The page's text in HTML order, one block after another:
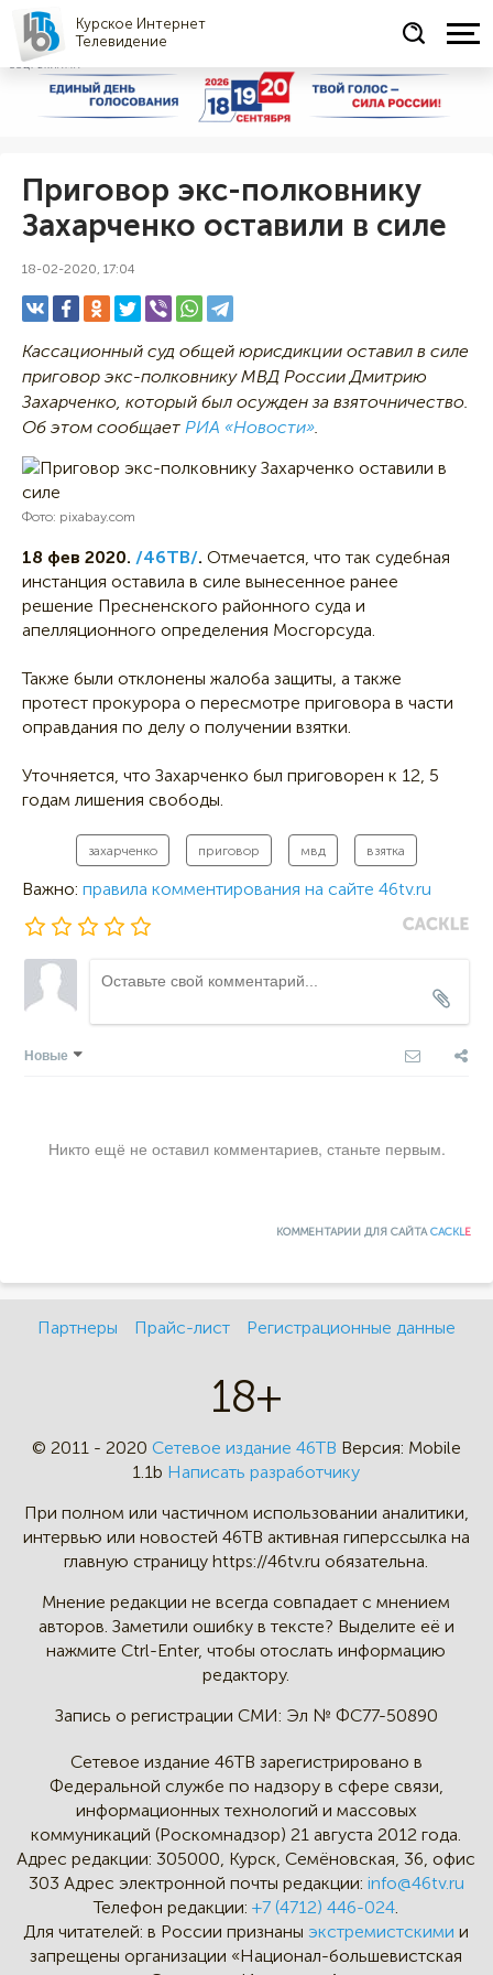
Курское Интернет
Телевидение
СОЦРЕКЛАМА
Приговор экс-полковнику
Захарченко оставили в силе
18-02-2020, 17:04
Кассационный суд общей юрисдикции оставил в силе
приговор экс-полковнику МВД России Дмитрию
Захарченко, который был осужден за взяточничество.
Об этом сообщает РИА «Новости»
Фото: pixabay.com
18 фев 2020. /46ТВ/. Отмечается, что так судебная
инстанция оставила в силе вынесенное ранее
решение Пресненского районного суда и
апелляционного определения Мосгорсуда.
Также были отклонены жалоба защиты, а также
протест прокурора о пересмотре приговора в части
оправдания по делу о получении взятки.
Уточняется, что Захарченко был приговорен к 12, 5
годам лишения свободы.
захарченко приговор мвд взятка
Важно: правила комментирования на сайте 46tv.ru
Новые
Никто ещё не оставил комментариев, станьте первым.
КОММЕНТАРИИ ДЛЯ САЙТАCACKLE
Партнеры Прайс-лист Регистрационные данные
18+
© 2011 - 2020 Сетевое издание 46ТВ Версия: Mobile
1.1b Написать разработчику
При полном или частичном использовании аналитики,
интервью или новостей 46TB активная гиперссылка на
главную страницу https://46tv.ru обязательна.
Мнение редакции не всегда совпадает с мнением
авторов. Заметили ошибку в тексте? Выделите её и
нажмите Ctrl-Enter, чтобы отослать информацию
редактору.
Запись о регистрации СМИ: Эл № ФС77-50890
Сетевое издание 46ТВ зарегистрировано в
Федеральной службе по надзору в сфере связи,
информационных технологий и массовых
коммуникаций (Роскомнадзор) 21 августа 2012 года.
Адрес редакции: 305000, Курск, Семёновская, 36, офис
303 Адрес электронной почты редакции: info@46tv.ru
Телефон редакции: +7 (4712) 446-024
Для читателей: в России признаныэкстремистскими и
запрещены организации «Национал-большевистская